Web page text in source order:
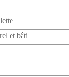
et bâti